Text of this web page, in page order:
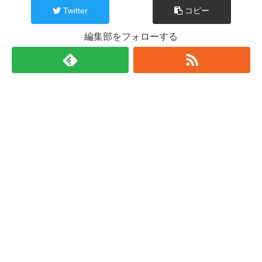
Twitter コピー
編集部をフォローする